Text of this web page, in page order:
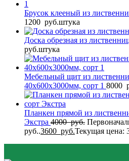
Брусок клееный из
1200 руб.штука
Доска обрезная из
руб.штука
Мебельный щит из
40x600x3000мм, сорт 1 8000
Планкен прямой из
Экстра 4000руб.
руб..3600 руб.Текущая цена: